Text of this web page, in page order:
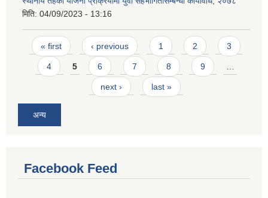
मिति: 04/09/2023 - 13:16
Pages
« first ‹ previous 1 2 3
4 5 6 7 8 9 …
next › last »
अन्य
Facebook Feed